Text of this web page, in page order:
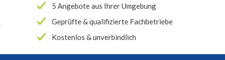
5 Angebote aus Ihrer Umgebung
Geprüfte & qualifizierte Fachbetriebe
Kostenlos & unverbindlich